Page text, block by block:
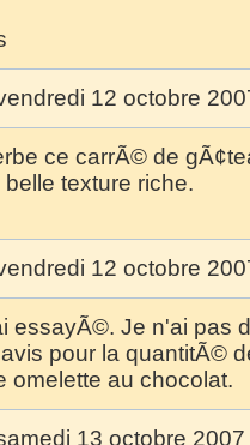
12 octobre
ce carrÃ© de
belle texture riche.
12 octobre
essayÃ©. Je n'ai pas
pour la quantitÃ©
omelette au chocolat.
13 octobre